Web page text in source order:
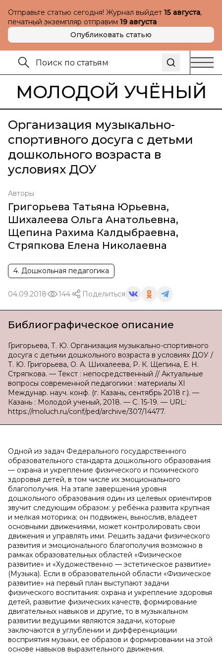
Отправьте статью сегодня! Журнал выйдет 15 августа,
печатный экземпляр отправим 19 августа
Опубликовать статью
МОЛОДОЙ УЧЁНЫЙ
Организация музыкально-
спортивного досуга с детьми
дошкольного возраста в
условиях ДОУ
Авторы
Григорьева Татьяна Юрьевна,
Шихалеева Ольга Анатольевна,
Щепина Рахима Калдыбраевна,
Стряпкова Елена Николаевна
4. Дошкольная педагогика
04.09.2018 144 Поделиться
Библиографическое описание
Григорьева, Т. Ю. Организация музыкально-спортивного
досуга с детьми дошкольного возраста в условиях ДОУ /
Т. Ю. Григорьева, О. А. Шихалеева, Р. К. Щепина, Е. Н.
Стряпкова. — Текст : непосредственный // Актуальные
вопросы современной педагогики : материалы XI
Междунар. науч. конф. (г. Казань, сентябрь 2018 г.). —
Казань : Молодой ученый, 2018. — С. 15-19. — URL:
https://moluch.ru/conf/ped/archive/307/14477.
Одной из задач Федерального государственного
образовательного стандарта дошкольного образования
— охрана и укрепление физического и психического
здоровья детей, в том числе их эмоционального
благополучия. На этапе завершения уровня
дошкольного образования один из целевых ориентиров
звучит следующим образом: у ребёнка развита крупная
и мелкая моторика; он подвижен, вынослив, владеет
основными движениями, может контролировать свои
движения и управлять ими. Решить задачи физического
развития и эмоционального благополучия возможно в
рамках образовательных областей «Физическое
развитие» и «Художественно — эстетическое развитие»
(Музыка). Если в образовательной области «Физическое
развитие» на первый план выступают задачи
физического воспитания: охрана и укрепление здоровья
детей, развитие физических качеств, формирование
двигательных навыков и другие, то в музыкальном
развитии ведущими являются задачи, которые
заключаются в углублении и дифференциации
восприятия музыки, ее образов и формировании на этой
основе навыков выразительного движения.